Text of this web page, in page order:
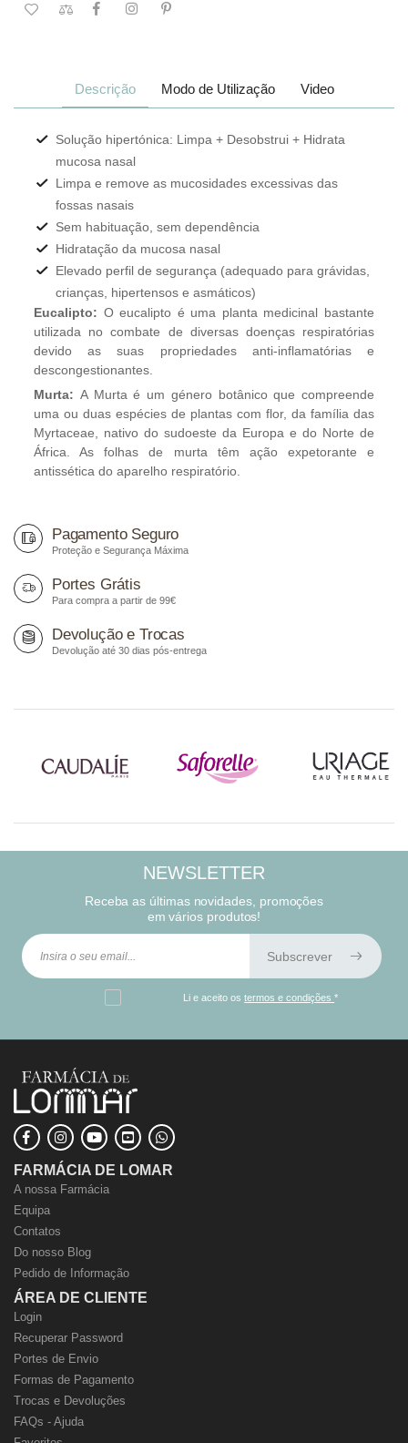
Descrição Modo de Utilização Video
Solução hipertónica: Limpa + Desobstrui + Hidrata
mucosa nasal
Limpa e remove as mucosidades excessivas das
fossas nasais
Sem habituação, sem dependência
Hidratação da mucosa nasal
Elevado perfil de segurança (adequado para grávidas,
crianças, hipertensos e asmáticos)
Eucalipto: O eucalipto é uma planta medicinal bastante
utilizada no combate de diversas doenças respiratórias
devido as suas propriedades anti-inflamatórias e
descongestionantes.
Murta: A Murta é um género botânico que compreende
uma ou duas espécies de plantas com flor, da família das
Myrtaceae, nativo do sudoeste da Europa e do Norte de
África. As folhas de murta têm ação expetorante e
antissética do aparelho respiratório.
flavonoides responsáveis pelas suas propriedades
medicinais. A camomila é comumente utilizada nas
patologias ao nível respiratório, uma vez que tem
propriedades hidratantes e anti-inflamatórias.
Pagamento Seguro
Proteção e Segurança Máxima
Portes Grátis
Para compra a partir de 99€
Devolução e Trocas
Devolução até 30 dias pós-entrega
NEWSLETTER
Receba as últimas novidades, promoções
em vários produtos!
Subscrever
Li e aceito ostermos e condições*
FARMÁCIA DE LOMAR
A nossa Farmácia
Equipa
Contatos
Do nosso Blog
Pedido de Informação
ÁREA DE CLIENTE
Login
Recuperar Password
Portes de Envio
Formas de Pagamento
Trocas e Devoluções
FAQs - Ajuda